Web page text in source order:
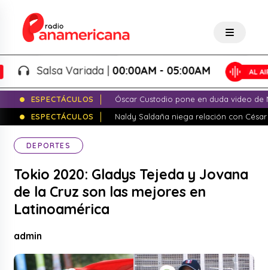
Salsa Variada |00:00AM - 05:00AM
ESPECTÁCULOS
Óscar Custodio pone en duda video de
ESPECTÁCULOS
Naldy Saldaña niega relación con
DEPORTES
Tokio 2020: Gladys Tejeda y Jovana
de la Cruz son las mejores en
Latinoamérica
admin